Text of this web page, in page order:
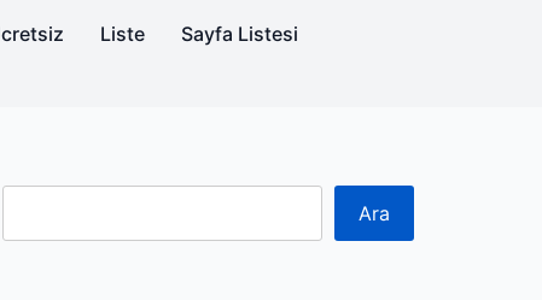
Liste
Sayfa Listesi
Ara